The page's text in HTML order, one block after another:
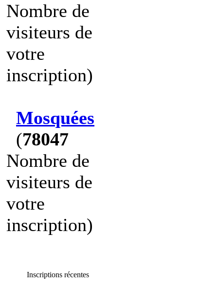
Nombre de
visiteurs de
votre
inscription)
Mosquées
(78047
Nombre de
visiteurs de
votre
inscription)
Inscriptions récentes